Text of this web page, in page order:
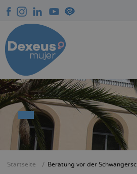
zum
Inhalt
Startseite Beratung vor der